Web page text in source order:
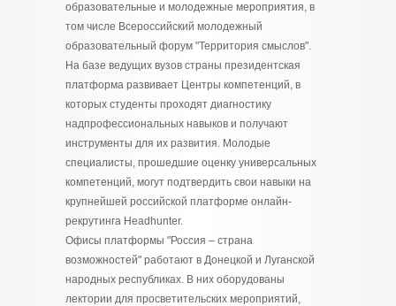
образовательные и молодежные мероприятия, в
том числе Всероссийский молодежный
образовательный форум "Территория смыслов".
На базе ведущих вузов страны президентская
платформа развивает Центры компетенций, в
которых студенты проходят диагностику
надпрофессиональных навыков и получают
инструменты для их развития. Молодые
специалисты, прошедшие оценку универсальных
компетенций, могут подтвердить свои навыки на
крупнейшей российской платформе онлайн-
рекрутинга Headhunter.
Офисы платформы "Россия – страна
возможностей" работают в Донецкой и Луганской
народных республиках. В них оборудованы
лектории для просветительских мероприятий,